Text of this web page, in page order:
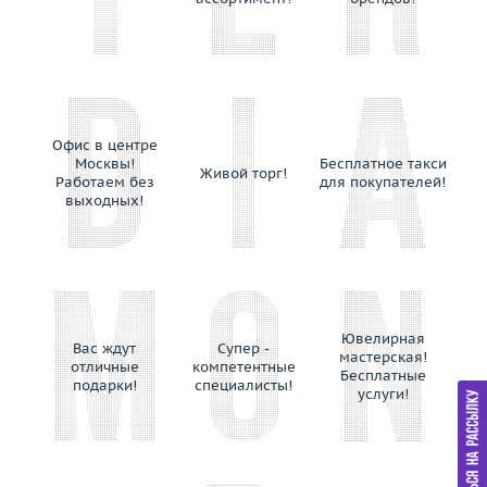
Evgeny Matveev
F.DN.ORO
Franck Muller
Frey Wille
Garel
Gavello
German Kabirski
Gilan
Gilberto Cassola
Giloro
Giorgio Visconti
Gold Dreams
Офис в центре
Москвы!
Работаем без
выходных!
Живой торг!
Бесплатное такси
для покупателей!
Вас ждут
отличные
подарки!
Супер -
компетентные
специалисты!
Ювелирная
мастерская!
Бесплатные
услуги!